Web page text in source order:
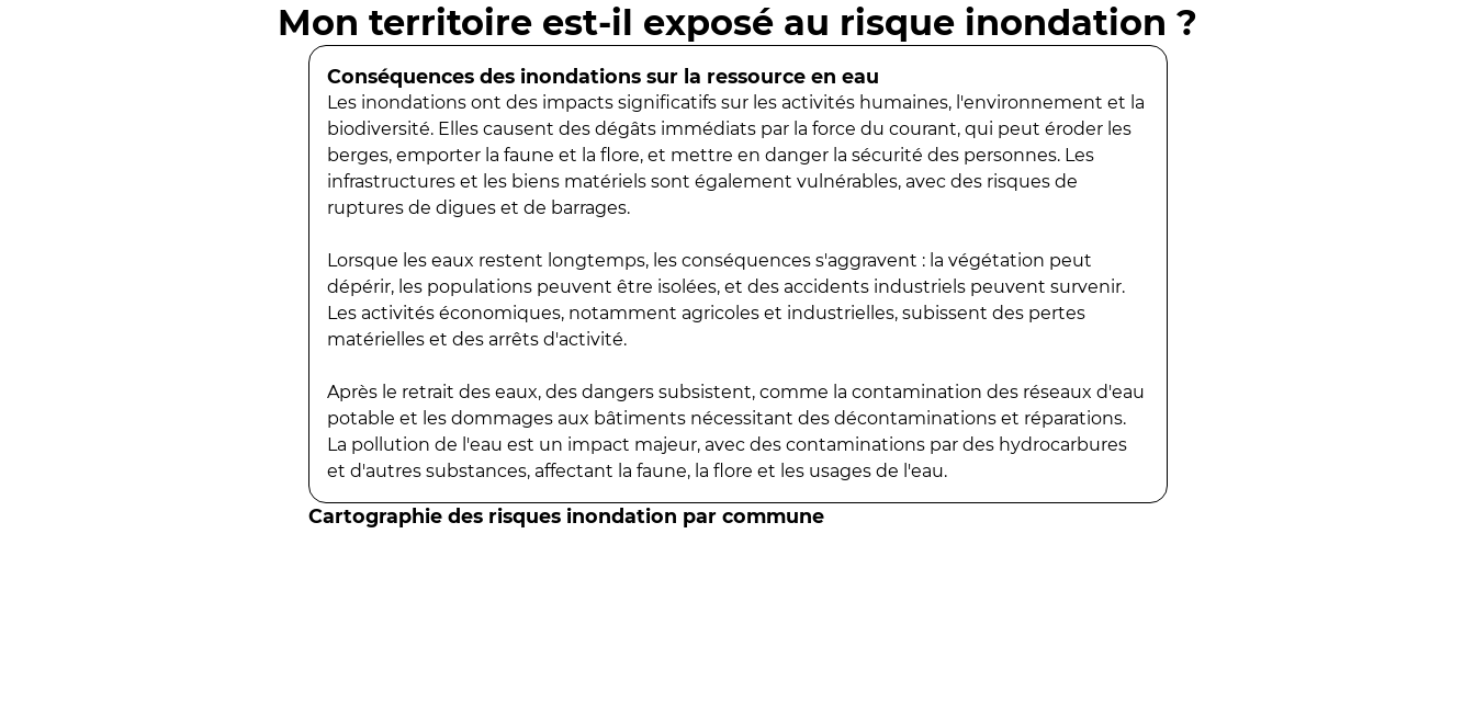
Mon territoire est-il exposé au risque inondation ?
Conséquences des inondations sur la ressource en eau
Les inondations ont des impacts significatifs sur les activités humaines, l'environnement et la
biodiversité. Elles causent des dégâts immédiats par la force du courant, qui peut éroder les
berges, emporter la faune et la flore, et mettre en danger la sécurité des personnes. Les
infrastructures et les biens matériels sont également vulnérables, avec des risques de
ruptures de digues et de barrages.
Lorsque les eaux restent longtemps, les conséquences s'aggravent : la végétation peut
dépérir, les populations peuvent être isolées, et des accidents industriels peuvent survenir.
Les activités économiques, notamment agricoles et industrielles, subissent des pertes
matérielles et des arrêts d'activité.
Après le retrait des eaux, des dangers subsistent, comme la contamination des réseaux d'eau
potable et les dommages aux bâtiments nécessitant des décontaminations et réparations.
La pollution de l'eau est un impact majeur, avec des contaminations par des hydrocarbures
et d'autres substances, affectant la faune, la flore et les usages de l'eau.
Cartographie des risques inondation par commune